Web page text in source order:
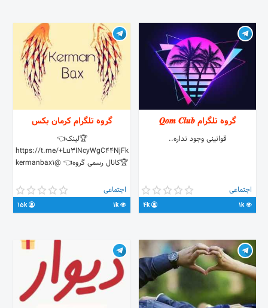
گروه تلگرام 𝑸𝒐𝒎 𝑪𝒍𝒖𝒃
قوانینی وجود نداره..
اجتماعی
1k
4k
گروه تلگرام کرمان بکس
🏆لینک👈
https://t.me/+Lu3INcyWgC44NjFk
🏆کانال رسمی گروه👈 @kermanbax1
اجتماعی
1k
15k